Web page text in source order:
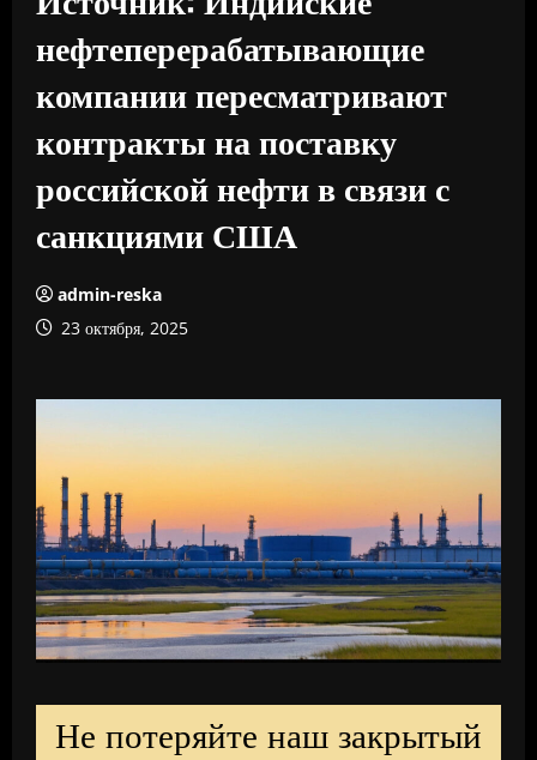
нефтеперерабатывающие
компании пересматривают
контракты на поставку
российской нефти в связи с
санкциями США
admin-reska
23 октября, 2025
Не потеряйте наш закрытый